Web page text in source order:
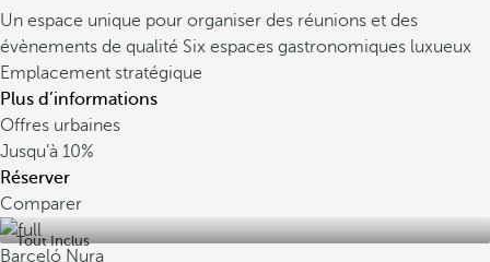
Un espace unique pour organiser des réunions et des
évènements de qualité Six espaces gastronomiques luxueux
Emplacement stratégique
Plus d’informations
Offres urbaines
Jusqu’à 10%
Réserver
Comparer
Tout Inclus
Barceló Nura